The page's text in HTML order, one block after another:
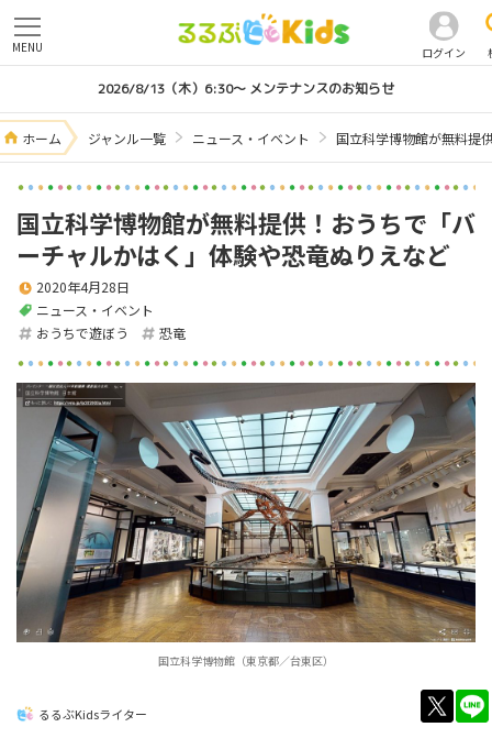
ログイン
MENU
2026/8/13（木）6:30～ メンテナンスのお知らせ
ホーム ジャンル一覧 ニュース・イベント 国立科学博物館が無料提
国立科学博物館が無料提供！おうちで「バ
ーチャルかはく」体験や恐竜ぬりえなど
ニュース・イベント
2020年4月28日
おうちで遊ぼう 恐竜
国立科学博物館（東京都／台東区）
るるぶKidsライター